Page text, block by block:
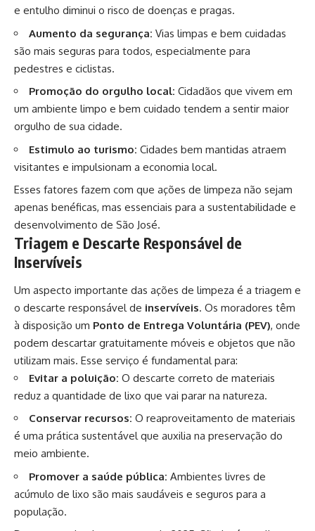
e entulho diminui o risco de doenças e pragas.
Aumento da segurança: Vias limpas e bem cuidadas
são mais seguras para todos, especialmente para
pedestres e ciclistas.
Promoção do orgulho local: Cidadãos que vivem em
um ambiente limpo e bem cuidado tendem a sentir maior
orgulho de sua cidade.
Estimulo ao turismo: Cidades bem mantidas atraem
visitantes e impulsionam a economia local.
Esses fatores fazem com que ações de limpeza não sejam
apenas benéficas, mas essenciais para a sustentabilidade e
desenvolvimento de São José.
Triagem e Descarte Responsável de
Inservíveis
Um aspecto importante das ações de limpeza é a triagem e
o descarte responsável de inservíveis. Os moradores têm
à disposição um Ponto de Entrega Voluntária (PEV), onde
podem descartar gratuitamente móveis e objetos que não
utilizam mais. Esse serviço é fundamental para:
Evitar a poluição: O descarte correto de materiais
reduz a quantidade de lixo que vai parar na natureza.
Conservar recursos: O reaproveitamento de materiais
é uma prática sustentável que auxilia na preservação do
meio ambiente.
Promover a saúde pública: Ambientes livres de
acúmulo de lixo são mais saudáveis e seguros para a
população.